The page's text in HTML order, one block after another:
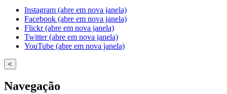
Accessibility
screen
reader,
press
"Ctrl
/".
This
shortcut
activates
Instagram (abre em nova janela)
Facebook (abre em nova janela)
Flickr (abre em nova janela)
Twitter (abre em nova janela)
YouTube (abre em nova janela)
<
Navegação